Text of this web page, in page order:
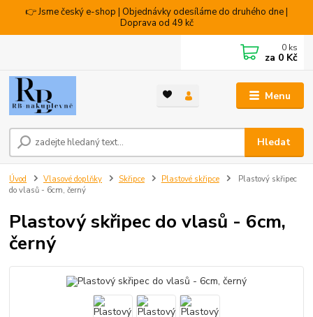
👉 Jsme český e-shop | Objednávky odesíláme do druhého dne |
Doprava od 49 kč
Menu
Hledat
0 ks
za 0 Kč
Úvod Vlasové doplňky Skřipce Plastové skřipce
Plastový skřipec
do vlasů - 6cm, černý
Plastový skřipec do vlasů - 6cm,
černý